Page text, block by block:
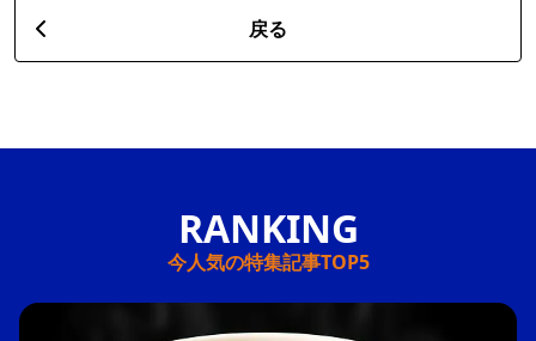
戻る
今人気の特集記事TOP5